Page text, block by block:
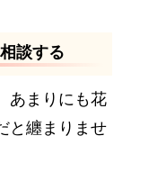
談する
あまりにも花
と纏まりませ